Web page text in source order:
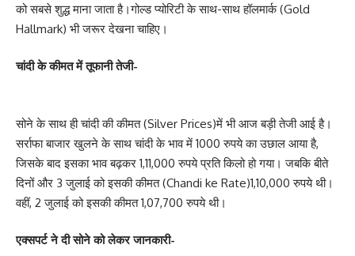
को सबसे शुद्ध माना जाता है।गोल्ड प्योरिटी के साथ-साथ हॉलमार्क (Gold
Hallmark) भी जरूर देखना चाहिए।
चांदी के कीमत में तूफानी तेजी-
सोने के साथ ही चांदी की कीमत (Silver Prices)में भी आज बड़ी तेजी आई है।
सर्राफा बाजार खुलने के साथ चांदी के भाव में 1000 रुपये का उछाल आया है,
जिसके बाद इसका भाव बढ़कर 1,11,000 रुपये प्रति किलो हो गया। जबकि बीते
दिनों और 3 जुलाई को इसकी कीमत (Chandi ke Rate)1,10,000 रुपये थी।
वहीं, 2 जुलाई को इसकी कीमत 1,07,700 रुपये थी।
एक्सपर्ट ने दी सोने को लेकर जानकारी-